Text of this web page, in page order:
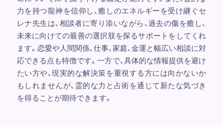
力を持つ龍神を信仰し、癒しのエネルギーを受け継ぐセ
レナ先生は、相談者に寄り添いながら、過去の傷を癒し、
未来に向けての最善の選択肢を探るサポートをしてくれ
ます。恋愛や人間関係、仕事、家庭、金運と幅広い相談に対
応できる点も特徴です。一方で、具体的な情報提供を避け
たい方や、現実的な解決策を重視する方には向かないか
もしれませんが、霊的な力と占術を通じて新たな気づき
を得ることが期待できます。